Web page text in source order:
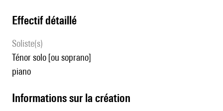
effectif détaillé
Soliste(s)
ténor solo [ou soprano]
piano
informations sur la création